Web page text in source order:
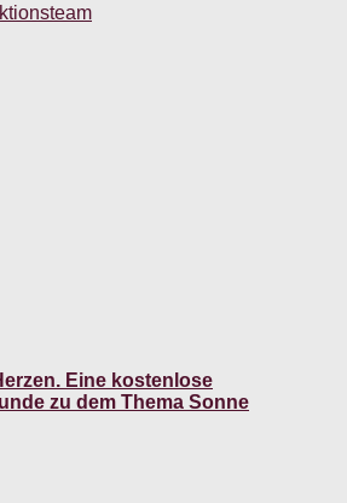
Eine kostenlose
zu dem Thema Sonne